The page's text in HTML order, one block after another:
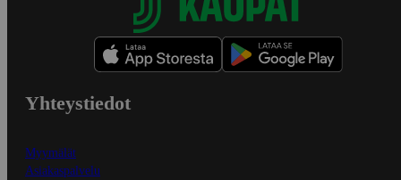
Yhteystiedot
Myymälät
Asiakaspalvelu